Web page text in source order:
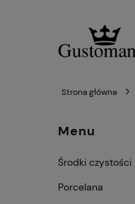
Strona główna
Menu
Środki czystości
Porcelana